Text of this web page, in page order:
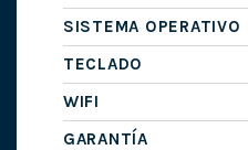
SISTEMA OPERATIVO
TECLADO
WIFI
GARANTÍA